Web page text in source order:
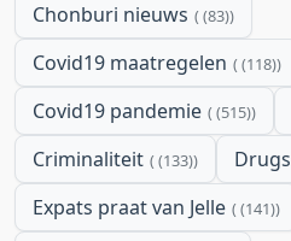
Chonburi nieuws (83)
Covid19 maatregelen (118)
Covid19 pandemie (515)
Criminaliteit (133)
Expats praat van Jelle (141)